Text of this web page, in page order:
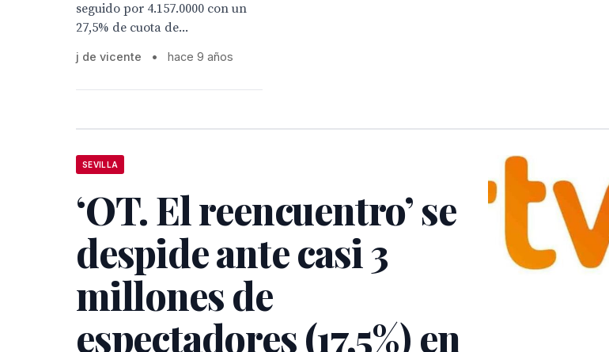
seguido por 4.157.0000 con un
27,5% de cuota de...
j de vicente • hace 9 años
SEVILLA
‘OT. El reencuentro’ se
despide ante casi 3
millones de
espectadores (17,5%) en